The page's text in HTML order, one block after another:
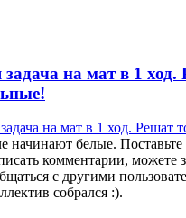
на мат в 1 ход.
начинают белые.
комментарии, можете
с другими
собрался :).